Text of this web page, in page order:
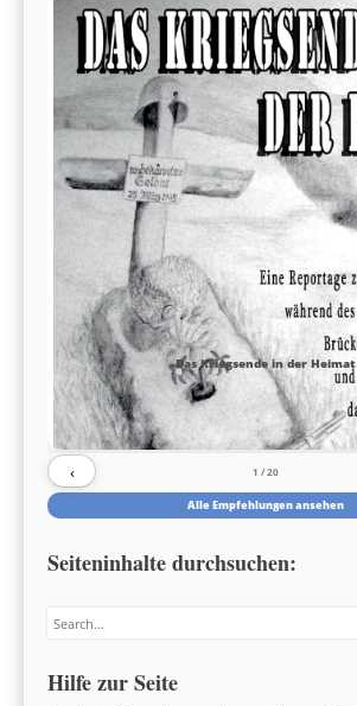
Das Kriegsende in der Heimat
‹ 1 / 20
Alle Empfehlungen ansehen
Seiteninhalte durchsuchen:
Search
Hilfe zur Seite